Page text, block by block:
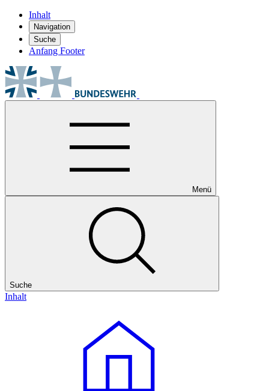
Inhalt
Navigation
Suche
Anfang Footer
Menü
Suche
Inhalt